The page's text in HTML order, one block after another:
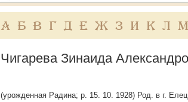
А Б В Г Д Е Ж З И К Л М
Чигарева Зинаида
(урожденная Радина; р. 15. 10. 1928) Род. в г.